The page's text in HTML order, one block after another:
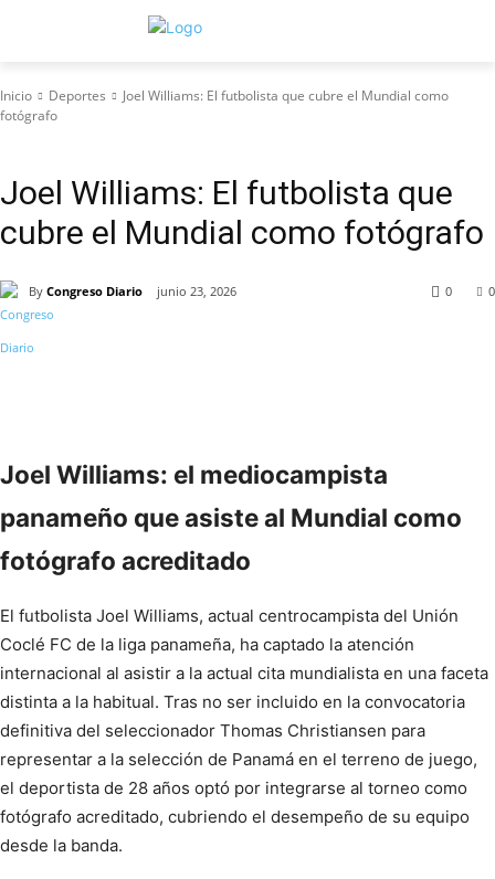
Inicio Deportes
Joel Williams: El futbolista que cubre el Mundial como
fotógrafo
Joel Williams: El futbolista que
cubre el Mundial como fotógrafo
By Congreso Diario junio 23, 2026 0
0
Joel Williams: el mediocampista
panameño que asiste al Mundial como
fotógrafo acreditado
El futbolista Joel Williams, actual centrocampista del Unión
Coclé FC de la liga panameña, ha captado la atención
internacional al asistir a la actual cita mundialista en una faceta
distinta a la habitual. Tras no ser incluido en la convocatoria
definitiva del seleccionador Thomas Christiansen para
representar a la selección de Panamá en el terreno de juego,
el deportista de 28 años optó por integrarse al torneo como
fotógrafo acreditado, cubriendo el desempeño de su equipo
desde la banda.